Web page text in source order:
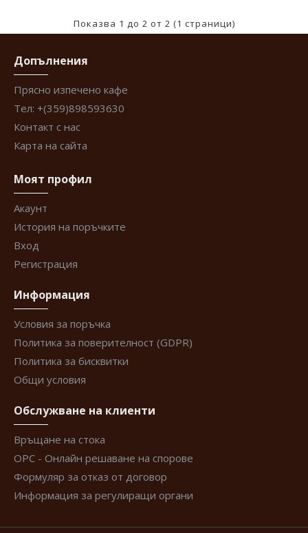
Показва 1 до 2 от 2 (1 страници)
Допълнения
Прясно изпечено кафе
Тел: +(359)898593630
Контакт с нас
Карта на сайта
Моят профил
Акаунт
История на поръчките
Вход
Регистрация
Информация
Условия за поръчка
Политика за поверителност (GDPR)
Политика за бисквитки
Общи условия
Обслужване на клиенти
Връщане на стока
ОРС - Онлайн решаване на спорове
Формуляр за отказ от договор
Информация за регулиращи органи